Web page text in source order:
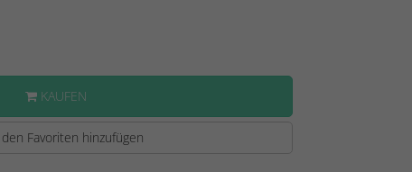
KAUFEN
Favoriten hinzufügen